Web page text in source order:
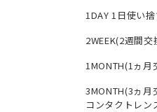
1DAY 1日使い
2WEEK(2週間交
1MONTH(1ヵ月
3MONTH(3ヵ月
コンタクトレン